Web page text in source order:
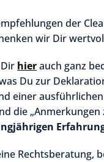
der
wir Dir
hierauch ganz
Du zur
einer
die
Rechtsberatung,